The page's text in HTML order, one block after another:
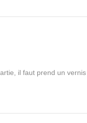
il faut prend un